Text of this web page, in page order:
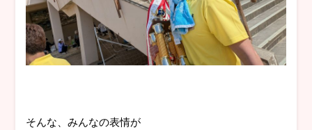
そんな、みんなの表情が